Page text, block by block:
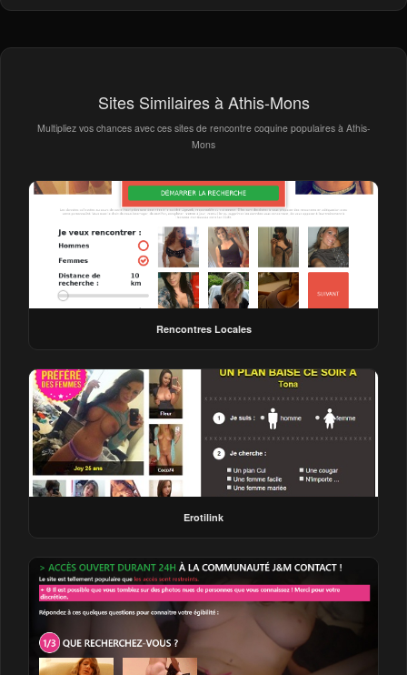
Sites Similaires à Athis-Mons
Multipliez vos chances avec ces sites de rencontre coquine populaires à Athis-
Mons
Rencontres Locales
Erotilink